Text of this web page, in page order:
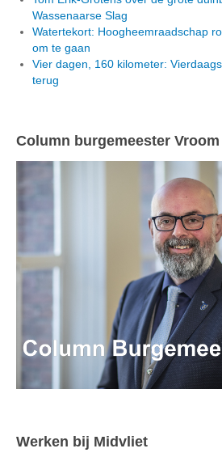
Wassenaarse Slag
Watertekort: Hoogheemraadschap
om te gaan
Vier dagen, 160 kilometer:
terug
Column burgemeester Vroom
Werken bij Midvliet